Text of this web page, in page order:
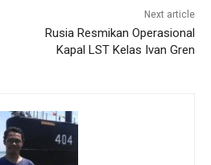
Next article
Rusia Resmikan Operasional
Kapal LST Kelas Ivan Gren